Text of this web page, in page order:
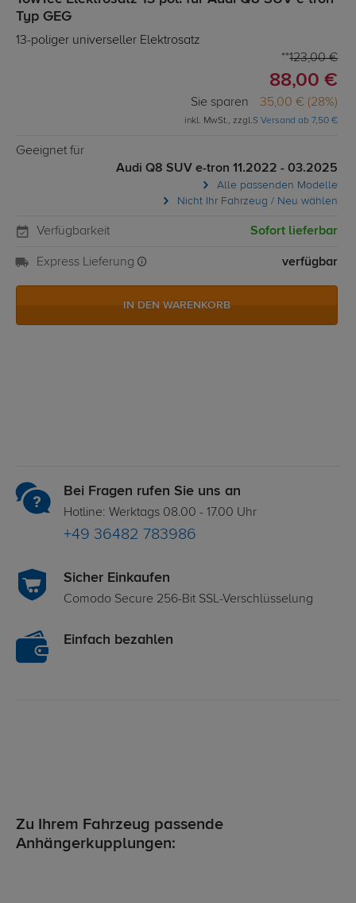
Typ GEG
13-poliger universeller Elektrosatz
123,00 €
88,00 €
Sie sparen 35,00 € (28%)
inkl. MwSt., zzgl.S Versand ab 7,50 €
Geeignet für
Audi Q8 SUV e-tron 11.2022 - 03.2025
Alle passenden Modelle
Nicht Ihr Fahrzeug / Neu wählen
Verfügbarkeit Sofort lieferbar
Express Lieferung verfügbar
IN DEN WARENKORB
Bei Fragen rufen Sie uns an
Hotline: Werktags 08.00 - 17.00 Uhr
+49 36482 783986
Sicher Einkaufen
Comodo Secure 256-Bit SSL-Verschlüsselung
Einfach bezahlen
Zu Ihrem Fahrzeug passende
Anhängerkupplungen: